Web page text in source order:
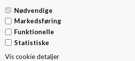
Nødvendige
Markedsføring
Funktionelle
Statistiske
Vis cookie detaljer